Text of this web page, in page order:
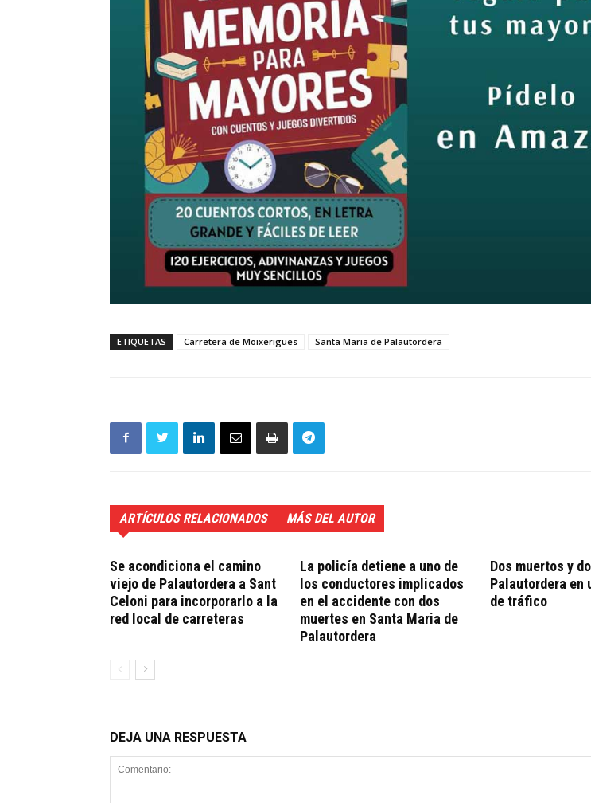
ETIQUETAS Carretera de Moixerigues Santa Maria de Palautordera
ARTÍCULOS RELACIONADOS MÁS DEL AUTOR
Se acondiciona el camino
viejo de Palautordera a Sant
Celoni para incorporarlo a la
red local de carreteras
La policía detiene a uno de
los conductores implicados
en el accidente con dos
muertes en Santa Maria de
Palautordera
Dos muertos y
Palautordera en
de tráfico
DEJA UNA RESPUESTA